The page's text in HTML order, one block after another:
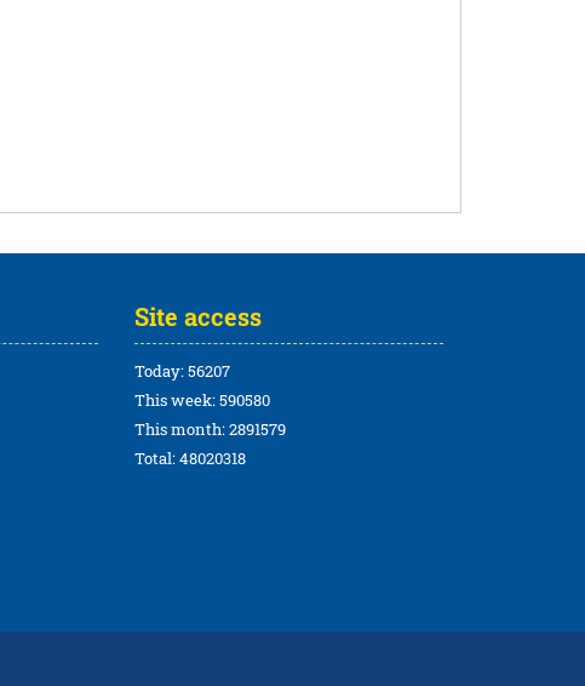
Site access
Today: 56207
This week: 590580
This month: 2891579
Total: 48020318